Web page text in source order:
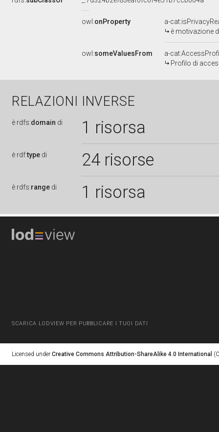
owl:onProperty
a-
è motivazione
owl:someValuesFrom
a-
Profilo di
RELAZIONI INVERSE
è rdfs:domain di 1 risorsa
è rdf:type di 24 risorse
è rdfs:range di 1 risorsa
SCARICA LODVIEW PER PUBBLICARE I TUOI DATI
Licensed under Creative Commons Attribution-ShareAlike 4.0 International